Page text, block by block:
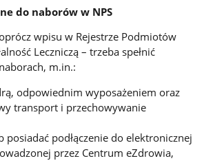
do naborów w NPS
wpisu w Rejestrze Podmiotów
Leczniczą – trzeba spełnić
m.in.:
odpowiednim wyposażeniem oraz
transport i przechowywanie
posiadać podłączenie do elektronicznej
przez Centrum eZdrowia,